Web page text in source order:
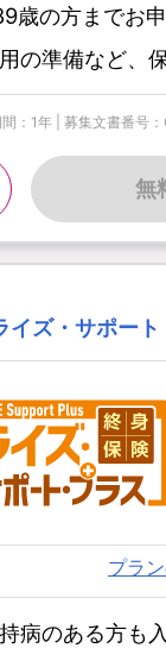
歳の方までお
の準備など、
：1年 | 募集文書番号
無
ズ・サポート
プラ
病のある方も